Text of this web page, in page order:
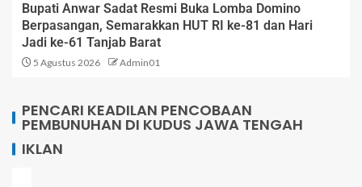
Bupati Anwar Sadat Resmi Buka Lomba Domino
Berpasangan, Semarakkan HUT RI ke-81 dan Hari
Jadi ke-61 Tanjab Barat
5 Agustus 2026 Admin01
PENCARI KEADILAN PENCOBAAN
PEMBUNUHAN DI KUDUS JAWA TENGAH
IKLAN